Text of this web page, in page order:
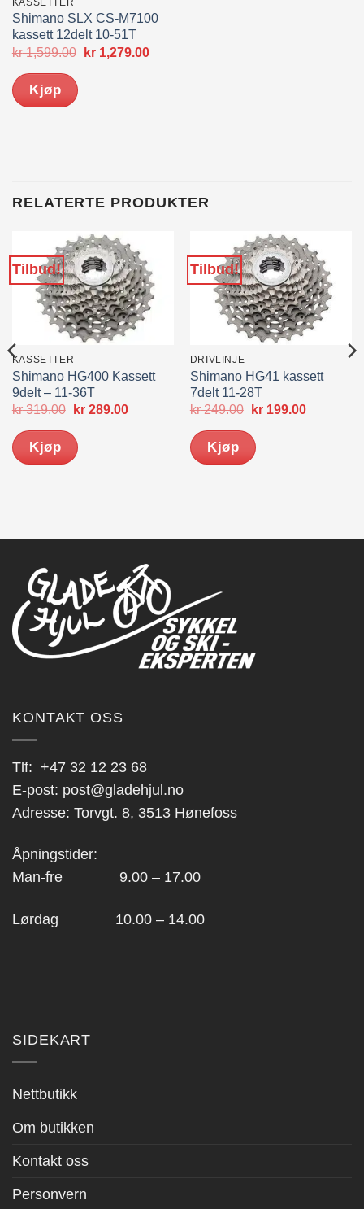
KASSETTER
Shimano SLX CS-M7100
kassett 12delt 10-51T
kr1,599.00
Opprinnelig
kr1,279.00Nåværende
Kjøp
RELATERTE PRODUKTER
Tilbud!
KASSETTER
Shimano HG400 Kassett
9delt – 11-36T
kr319.00
Opprinnelig
var:
kr 319.00.
kr289.00Nåværende
Kjøp
Tilbud!
DRIVLINJE
Shimano HG41 kassett
7delt 11-28T
kr249.00
Opprinnelig
var:
kr 249.00.
kr199.00
Kjøp
KONTAKT OSS
Tlf: +47 32 12 23 68
E-post: post@gladehjul.no
Adresse: Torvgt. 8, 3513 Hønefoss
Åpningstider:
Man-fre 9.00 – 17.00
Lørdag 10.00 – 14.00
SIDEKART
Nettbutikk
Om butikken
Kontakt oss
Personvern